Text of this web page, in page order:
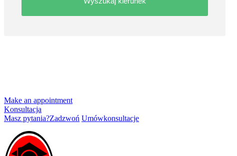
Make an appointment
Konsultacja
Masz pytania?Zadzwoń Umówkonsultacje